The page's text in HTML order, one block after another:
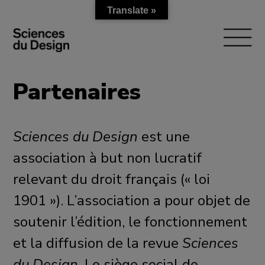
Skip
content
Partenaires
Sciences du Design est une
association à but non lucratif
relevant du droit français (« loi
1901 »). L’association a pour objet de
soutenir l’édition, le fonctionnement
et la diffusion de la revue Sciences
Translate »